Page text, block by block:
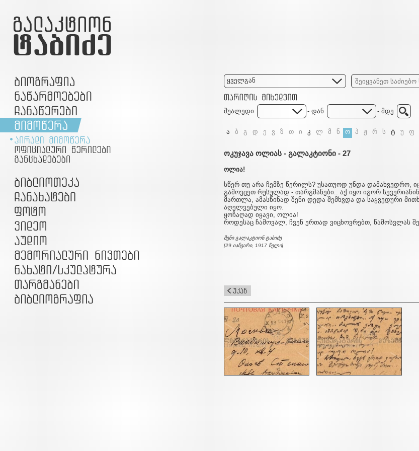
ყველგან
შუალედი - დან - მდე
ა ბ გ დ ე ვ ზ თ ი კ ლ მ ნ ო პ ჟ რ ს ტ უ ფ
ოკუჯავა ოლიას - გალაკტიონი - 27
ოლია!
სწერ თუ არა ჩემზე წერილს? უსათუოდ უნდა დამახვედრო,
გამოვცეთ რუსულად - თარგმანები.. აქ იყო იგორ
მართლა, ამასწინად შენი დედა შემხვდა და საყვედური
აღელვებული იყო.
ყოჩაღად იყავი, ოლია!
როდესაც ჩამოვალ, ჩვენ ერთად ვიცხოვრებთ, წამოსვლას
შენი გალაკტიონ ტაბიძე
[29 იანვარი, 1917 წელი]